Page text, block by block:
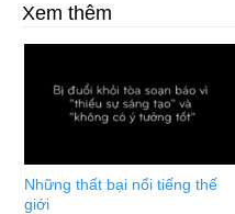
Xem thêm
Những thất bại nổi tiếng thế
giới